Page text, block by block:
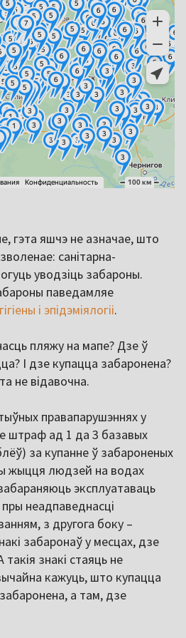
гэта яшчэ не азначае, што
санітарна-
уводзіць забароны.
паведамляе
і эпідэміялогіі.
пляжу на мапе? Дзе ў
І дзе купацца забаронена?
не відавочна.
правапарушэннях у
штраф ад 1 да 3 базавых
за купанне ў забароненых
жыцця людзей на водах
эксплуатаваць
неадпаведнасці
з другога боку –
забаронаў у месцах, дзе
знакі стаяць не
кажуць, што купацца
а там, дзе